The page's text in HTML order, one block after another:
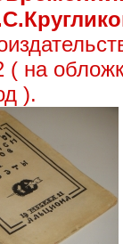
( на
).